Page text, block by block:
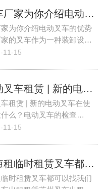
电动叉车厂家为你介绍电动叉车的优势
为你介绍电动叉车的优势
的叉车作为一种装卸设…
11-15
苏州电动叉车租赁 | 新的电动叉车在使用前要注意什么？
租赁 | 新的电动叉车在使
什么？电动叉车的检查…
11-15
苏州长短租临时租赁叉车都可以找我们
时租赁叉车都可以找我们